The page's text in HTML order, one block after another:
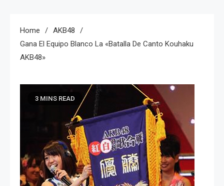
Home
AKB48
Gana El Equipo Blanco La «Batalla De Canto Kouhaku
AKB48»
3 MINS READ